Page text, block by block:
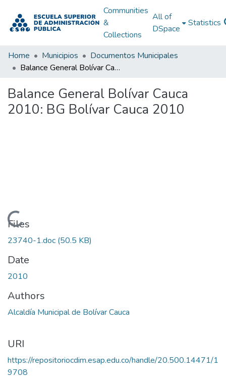
Communities
&
Collections
All of
DSpace
Statistics
Home Municipios
Documentos Municipales
Balance General Bolívar Cauca 2010: BG Bolívar Cauca 2010
Balance General Bolívar Cauca
2010: BG Bolívar Cauca 2010
Loading...
Files
23740-1.doc (50.5 KB)
Date
2010
Authors
Alcaldía Municipal de Bolívar Cauca
URI
https://repositoriocdim.esap.edu.co/handle/20.500.14471/1
9708